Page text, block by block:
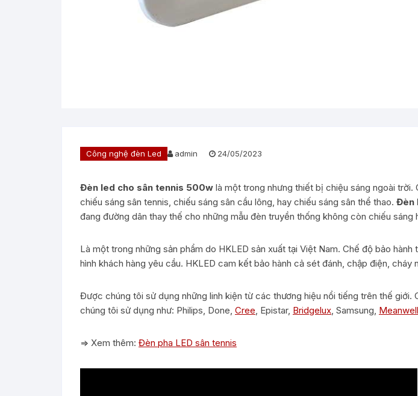
Công nghệ đèn Led admin 24/05/2023
Đèn led cho sân tennis 500w là một trong nhưng thiết bị chiệu sáng ngoài trời.
chiếu sáng sân tennis, chiếu sáng sân cầu lông, hay chiếu sáng sân thể thao. Đèn
đang đường dân thay thế cho những mẫu đèn truyền thống không còn chiếu sáng
Là một trong những sản phẩm do HKLED sản xuất tại Việt Nam. Chế độ bảo
hình khách hàng yêu cầu. HKLED cam kết bảo hành cả sét đánh, chập điện, cháy
Được chúng tôi sử dụng những linh kiện từ các thương hiệu nổi tiếng trên thế giới.
chúng tôi sử dụng như: Philips, Done, Cree , Epistar, Bridgelux , Samsung, Meanwell
=> Xem thêm: Đèn pha LED sân tennis